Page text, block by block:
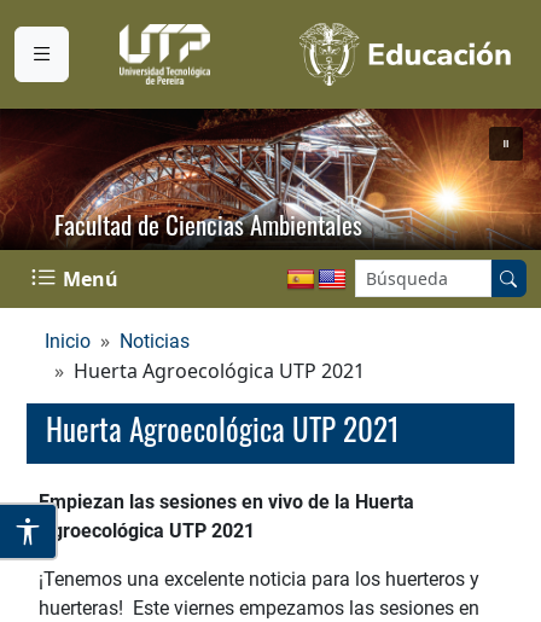
Facultad de Ciencias Ambientales
Menú Buscar en el sitio:
Inicio Noticias
Huerta Agroecológica UTP 2021
Huerta Agroecológica UTP 2021
Empiezan las sesiones en vivo de la Huerta
Agroecológica UTP 2021
¡Tenemos una excelente noticia para los huerteros y
huerteras! Este viernes empezamos las sesiones en